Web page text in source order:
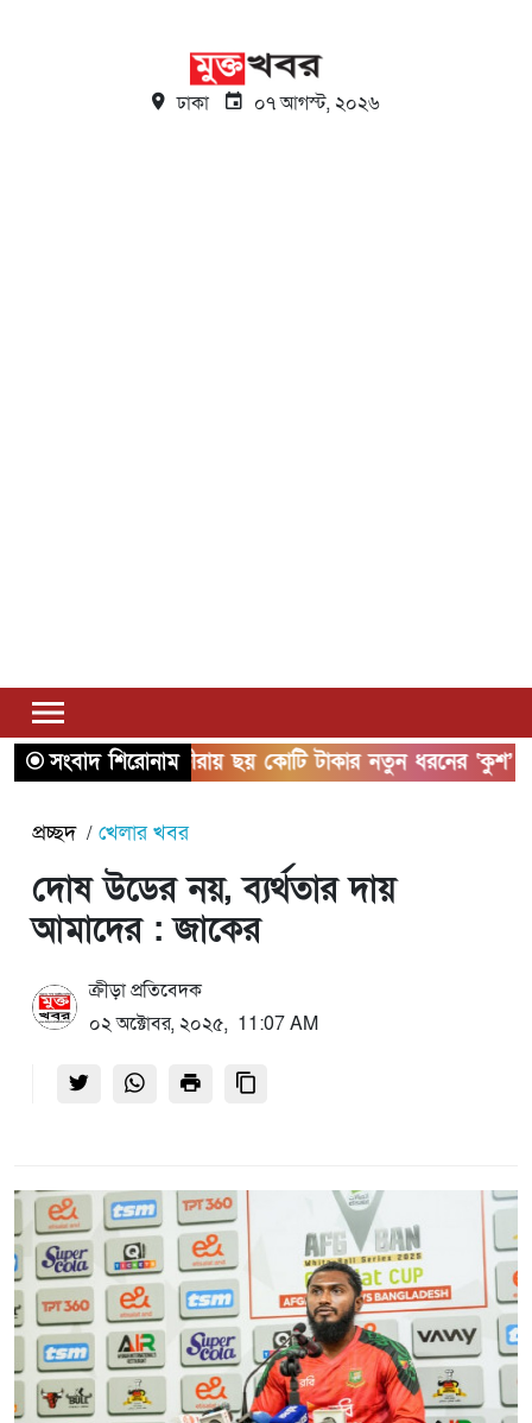
ঢাকা ০৭ আগস্ট, ২০২৬
সংবাদ শিরোনাম
সাতক্ষীরায় ছয় কোটি টাকার নতুন ধরনের ‘কুশ’
প্রচ্ছদ খেলার খবর
দোষ উডের নয়, ব্যর্থতার দায়
আমাদের : জাকের
ক্রীড়া প্রতিবেদক
০২ অক্টোবর, ২০২৫, 11:07 AM